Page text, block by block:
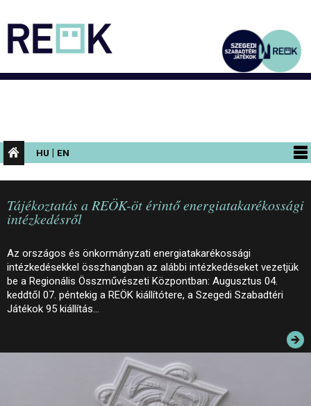
HU | EN
PROGRAMOK
KIÁLLÍTÁSOK
INFORMÁCIÓK
KONFERENCIA
PALOTASÉTÁK ÉS VEZETÉSEK
Tájékoztatás a REÖK-öt érintő energiatakarékossági
intézkedésről
Az országos és önkormányzati energiatakarékossági
intézkedésekkel összhangban az alábbi intézkedéseket vezetjük
be a Regionális Összművészeti Központban: Augusztus 04.
keddtől 07. péntekig a REÖK kiállítótere, a Szegedi Szabadtéri
Játékok 95 kiállítás…